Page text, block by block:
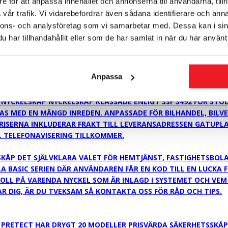
trafik. Vi vidarebefordrar även sådana identifierare och
och analysföretag som vi samarbetar med. Dessa kan i
har tillhandahållit eller som de har samlat in när du har
Anpassa
MED SEPARAT INNEHÅLLSFÖRSÄKRING SOM TILLVAL
NYCKELSKÅP KLASSADE ENLIGT SSF 3492 FÖR
MED EN MÄNGD INREDEN. ANPASSADE FÖR BILHANDEL,
INKLUDERAR FRAKT TILL LEVERANSADRESSEN
TILLKOMMER.
DET SJÄLVKLARA VALET FÖR HEMTJÄNST,
BASIC SERIEN DÄR ANVÄNDAREN FÅR EN KOD TILL EN
PÅ VARENDA NYCKEL SOM ÄR INLAGD I SYSTEMET OCH
DIG, ÄR DU TVEKSAM SÅ KONTAKTA OSS FÖR RÅD OCH TIPS.
HAR DRYGT 20 MODELLER PRISVÄRDA